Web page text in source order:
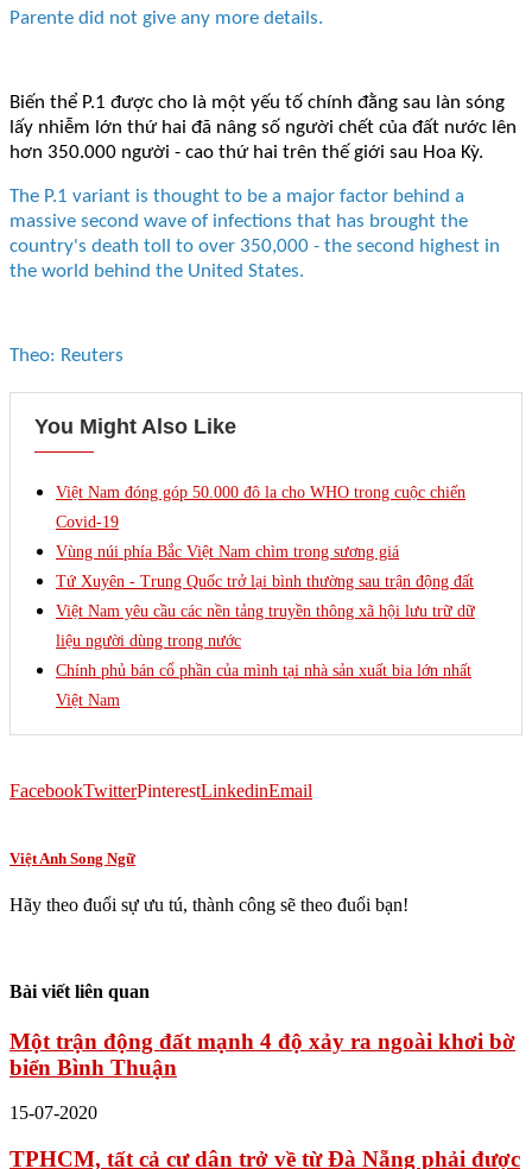
Parente did not give any more details.
Biến thể P.1 được cho là một yếu tố chính đằng sau làn sóng
lấy nhiễm lớn thứ hai đã nâng số người chết của đất nước lên
hơn 350.000 người - cao thứ hai trên thế giới sau Hoa Kỳ.
The P.1 variant is thought to be a major factor behind a
massive second wave of infections that has brought the
country's death toll to over 350,000 - the second highest in
the world behind the United States.
Theo: Reuters
You Might Also Like
Việt Nam đóng góp 50.000 đô la cho WHO trong cuộc chiến
Covid-19
Vùng núi phía Bắc Việt Nam chìm trong sương giá
Tứ Xuyên - Trung Quốc trở lại bình thường sau trận động đất
Việt Nam yêu cầu các nền tảng truyền thông xã hội lưu trữ dữ
liệu người dùng trong nước
Chính phủ bán cổ phần của mình tại nhà sản xuất bia lớn nhất
Việt Nam
FacebookTwitterPinterestLinkedinEmail
Việt Anh Song Ngữ
Hãy theo đuổi sự ưu tú, thành công sẽ theo đuổi bạn!
Bài viết liên quan
Một trận động đất mạnh 4 độ xảy ra ngoài khơi bờ
biển Bình Thuận
15-07-2020
TPHCM, tất cả cư dân trở về từ Đà Nẵng phải được